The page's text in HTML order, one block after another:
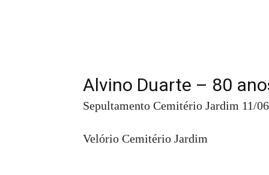
Alvino Duarte – 80
Sepultamento Cemitério Jardim 11/
Velório Cemitério Jardim